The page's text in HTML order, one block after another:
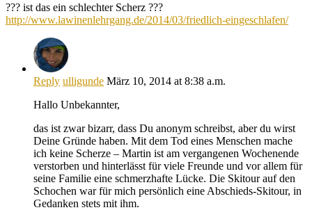
??? ist das ein schlechter Scherz ???
http://www.lawinenlehrgang.de/2014/03/friedlich-eingeschlafen/
Reply ulligunde März 10, 2014 at 8:38 a.m.
Hallo Unbekannter,
das ist zwar bizarr, dass Du anonym schreibst, aber du wirst
Deine Gründe haben. Mit dem Tod eines Menschen mache
ich keine Scherze – Martin ist am vergangenen Wochenende
verstorben und hinterlässt für viele Freunde und vor allem für
seine Familie eine schmerzhafte Lücke. Die Skitour auf den
Schochen war für mich persönlich eine Abschieds-Skitour, in
Gedanken stets mit ihm.